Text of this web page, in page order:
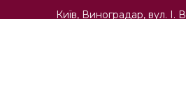
Київ, Виноградар, вул. І.